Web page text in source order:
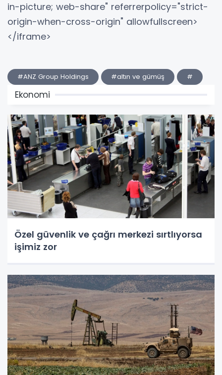
in-picture; web-share" referrerpolicy="strict-
origin-when-cross-origin" allowfullscreen>
</iframe>
#ANZ Group Holdings #altın ve gümüş #
Ekonomi
Özel güvenlik ve çağrı merkezi sırtlıyorsa
işimiz zor